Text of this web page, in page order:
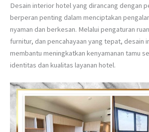
Desain interior hotel yang dirancang dengan
berperan penting dalam menciptakan
nyaman dan berkesan. Melalui pengaturan
furnitur, dan pencahayaan yang tepat, desain
membantu meningkatkan kenyamanan tamu
identitas dan kualitas layanan hotel.